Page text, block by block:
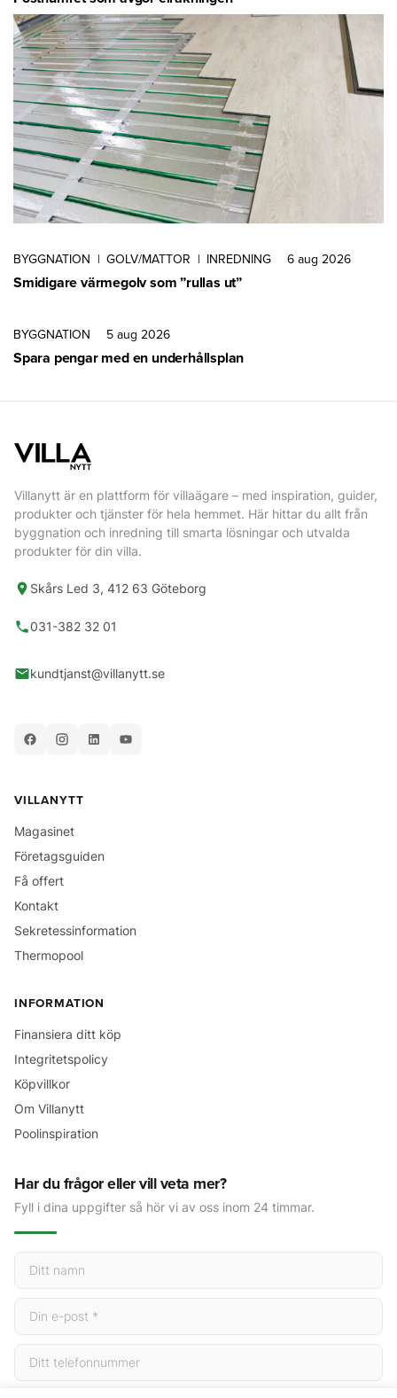
BYGGNATION | GOLV/MATTOR | INREDNING 6 aug 2026
Smidigare värmegolv som ”rullas ut”
BYGGNATION 5 aug 2026
Spara pengar med en underhållsplan
Villanytt är en plattform för villaägare – med inspiration, guider,
produkter och tjänster för hela hemmet. Här hittar du allt från
byggnation och inredning till smarta lösningar och utvalda
produkter för din villa.
Skårs Led 3, 412 63 Göteborg
031-382 32 01
kundtjanst@villanytt.se
VILLANYTT
Magasinet
Företagsguiden
Få offert
Kontakt
Sekretessinformation
Thermopool
INFORMATION
Finansiera ditt köp
Integritetspolicy
Köpvillkor
Om Villanytt
Poolinspiration
Har du frågor eller vill veta mer?
Fyll i dina uppgifter så hör vi av oss inom 24 timmar.